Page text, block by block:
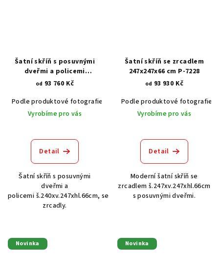
Šatní skříň s posuvnými
dveřmi a policemi
240x247x66 cm P-7281
od 93 760 Kč
Podle produktové fotografie
Akát vintage BT1551
Dub světlý
Vyrobíme pro vás
Detail
Šatní skříň s posuvnými
dveřmi a
policemi š.240xv.247xhl.66cm, se
zrcadly.
Šatní skříň se zrcadlem
247x247x66 cm P-7228
od 93 930 Kč
Podle produktové fotografie
Vyrobíme pro vás
Detail
Moderní šatní skříň se
zrcadlem š.247xv.247xhl.66cm
s posuvnými dveřmi.
Novinka Novinka